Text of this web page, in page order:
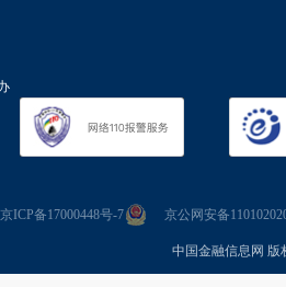
京ICP备17000448号-7 京公网安备
中国金融信息网 版